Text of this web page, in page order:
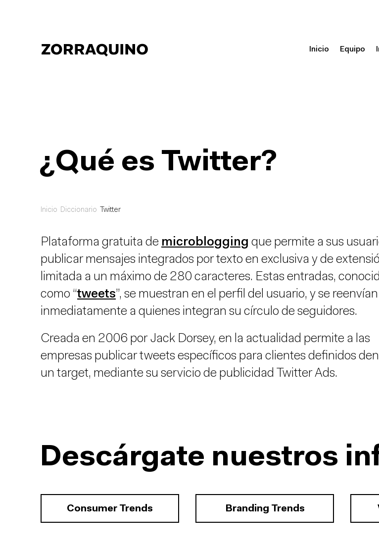
Inicio Equipo
¿Qué es Twitter?
Inicio Diccionario Twitter
Plataforma gratuita de microblogging que permite a sus
publicar mensajes integrados por texto en exclusiva y de
limitada a un máximo de 280 caracteres. Estas entradas,
como “tweets”, se muestran en el perfil del usuario, y se reenvían
inmediatamente a quienes integran su círculo de seguidores.
Creada en 2006 por Jack Dorsey, en la actualidad permite a las
empresas publicar tweets específicos para clientes definidos
un target, mediante su servicio de publicidad Twitter Ads.
Descárgate nuestros
Consumer Trends Branding Trends